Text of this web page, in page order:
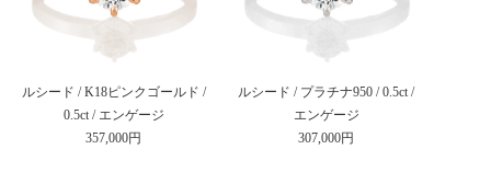
ルシード / K18ピンクゴールド /
0.5ct / エンゲージ
357,000円
ルシード / プラチナ950 / 0.5ct /
エンゲージ
307,000円